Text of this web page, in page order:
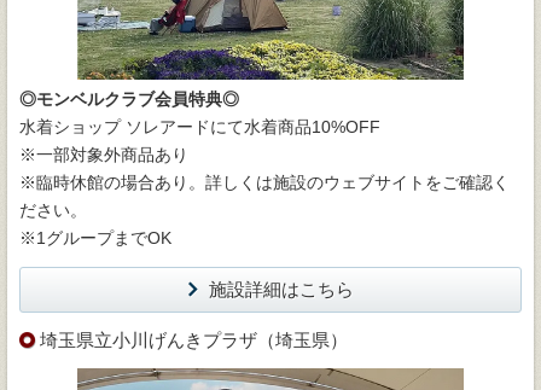
◎モンベルクラブ会員特典◎
水着ショップ ソレアードにて水着商品10%OFF
※一部対象外商品あり
※臨時休館の場合あり。詳しくは施設のウェブサイトをご確認く
ださい。
※1グループまでOK
施設詳細はこちら
埼玉県立小川げんきプラザ（埼玉県）